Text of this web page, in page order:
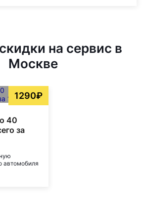
на сервис в
Москве
1290₽
40
за
автомобиля